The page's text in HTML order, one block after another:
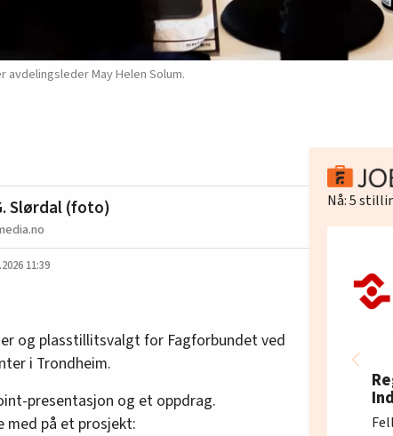
May Helen Solum.
Slørdal (foto)
11:39
og plasstillitsvalgt for Fagforbundet ved
i Trondheim.
presentasjon og et oppdrag.
med på et prosjekt:
Nå:5